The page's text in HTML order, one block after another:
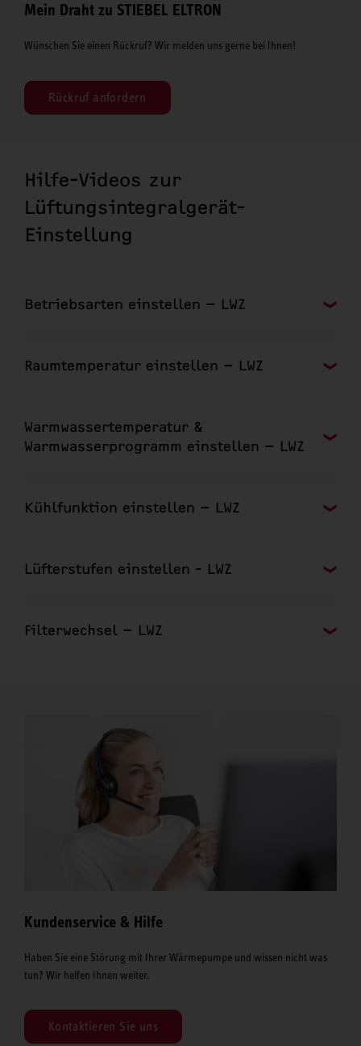
Mein Draht zu STIEBEL ELTRON
Wünschen Sie einen Rückruf? Wir melden uns gerne bei Ihnen!
Rückruf anfordern
Hilfe-Videos zur
Lüftungsintegralgerät-
Einstellung
Betriebsarten einstellen – LWZ
Raumtemperatur einstellen – LWZ
Warmwassertemperatur &
Warmwasserprogramm einstellen – LWZ
Kühlfunktion einstellen – LWZ
Lüfterstufen einstellen - LWZ
Filterwechsel – LWZ
Kundenservice & Hilfe
Haben Sie eine Störung mit Ihrer Wärmepumpe und wissen nicht was
tun? Wir helfen Ihnen weiter.
Kontaktieren Sie uns